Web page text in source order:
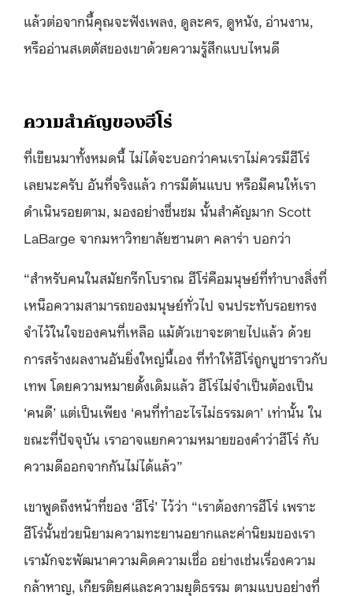
แล้วต่อจากนี้คุณจะฟังเพลง, ดูละคร, ดูหนัง, อ่านงาน,
หรืออ่านสเตตัสของเขาด้วยความรู้สึกแบบไหนดี
ความสำคัญของฮีโร่
ที่เขียนมาทั้งหมดนี้ ไม่ได้จะบอกว่าคนเราไม่ควรมีฮีโร่
เลยนะครับ อันที่จริงแล้ว การมีต้นแบบ หรือมีคนให้เรา
ดำเนินรอยตาม, มองอย่างชื่นชม นั้นสำคัญมาก Scott
LaBarge จากมหาวิทยาลัยซานตา คลาร่า บอกว่า
“สำหรับคนในสมัยกรีกโบราณ ฮีโร่คือมนุษย์ที่ทำบางสิ่งที่
เหนือความสามารถของมนุษย์ทั่วไป จนประทับรอยทรง
จำไว้ในใจของคนที่เหลือ แม้ตัวเขาจะตายไปแล้ว ด้วย
การสร้างผลงานอันยิ่งใหญ่นี้เอง ที่ทำให้ฮีโร่ถูกบูชาราวกับ
เทพ โดยความหมายดั้งเดิมแล้ว ฮีโร่ไม่จำเป็นต้องเป็น
‘คนดี’ แต่เป็นเพียง ‘คนที่ทำอะไรไม่ธรรมดา’ เท่านั้น ใน
ขณะที่ปัจจุบัน เราอาจแยกความหมายของคำว่าฮีโร่ กับ
ความดีออกจากกันไม่ได้แล้ว”
เขาพูดถึงหน้าที่ของ ‘ฮีโร่’ ไว้ว่า “เราต้องการฮีโร่ เพราะ
ฮีโร่นั้นช่วยนิยามความทะยานอยากและค่านิยมของเรา
เรามักจะพัฒนาความคิดความเชื่อ อย่างเช่นเรื่องความ
กล้าหาญ, เกียรติยศและความยุติธรรม ตามแบบอย่างที่